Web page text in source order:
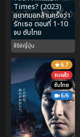
Times? (2023)
อยากบอกล้านครั้งว่า
รักเธอ ตอนที่ 1-10
จบ ซับไทย
ซีรีย์ญี่ปุ่น
6.7
จบแล้ว
ซับไทย
6/6